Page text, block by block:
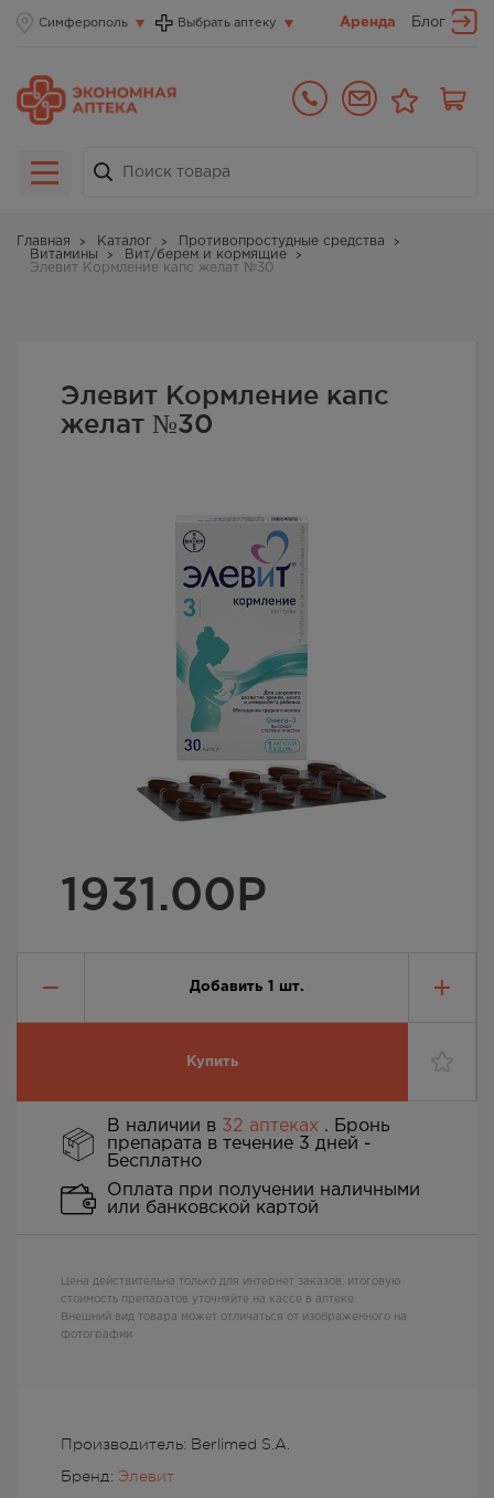
Симферополь Выбрать аптеку Аренда Блог
Главная Каталог
Противопростудные средства
Витамины
Вит/берем и кормящие
Элевит Кормление капс желат №30
Элевит Кормление капс
желат №30
1931.00Р
Добавить 1 шт.
Купить
Производитель: Berlimed S.A.
Бренд: Элевит
В наличии в 32 аптеках . Бронь
препарата в течение 3 дней -
Бесплатно
Оплата при получении наличными
или банковской картой
Цена действительна только для интернет заказов, итоговую
стоимость препаратов уточняйте на кассе в аптеке
Внешний вид товара может отличаться от изображенного на
фотографии